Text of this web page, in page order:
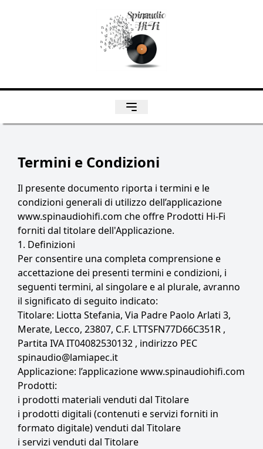
Termini e Condizioni
Il presente documento riporta i termini e le
condizioni generali di utilizzo dell’applicazione
www.spinaudiohifi.com che offre Prodotti Hi-Fi
forniti dal titolare dell'Applicazione.
1. Definizioni
Per consentire una completa comprensione e
accettazione dei presenti termini e condizioni, i
seguenti termini, al singolare e al plurale, avranno
il significato di seguito indicato:
Titolare: Liotta Stefania, Via Padre Paolo Arlati 3,
Merate, Lecco, 23807, C.F. LTTSFN77D66C351R ,
Partita IVA IT04082530132 , indirizzo PEC
spinaudio@lamiapec.it
Applicazione: l’applicazione www.spinaudiohifi.com
Prodotti:
i prodotti materiali venduti dal Titolare
i prodotti digitali (contenuti e servizi forniti in
formato digitale) venduti dal Titolare
i servizi venduti dal Titolare